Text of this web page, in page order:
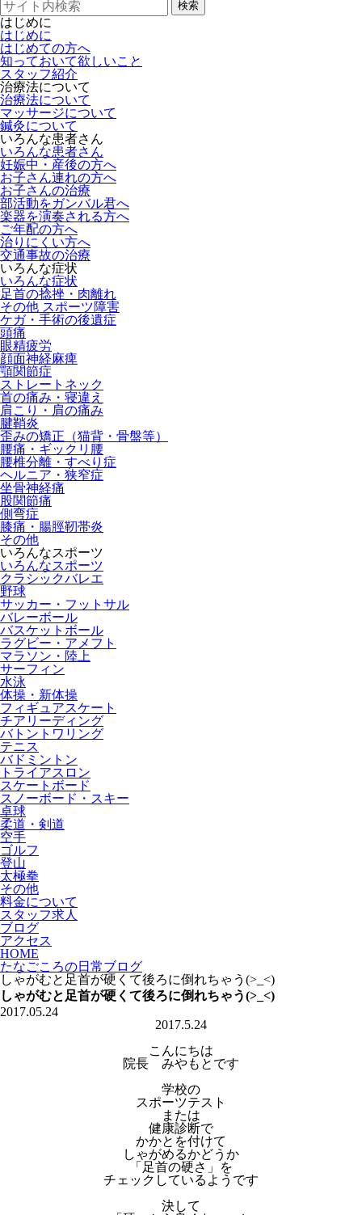
検索
はじめに
はじめに
はじめての方へ
知っておいて欲しいこと
スタッフ紹介
治療法について
治療法について
マッサージについて
鍼灸について
いろんな患者さん
いろんな患者さん
妊娠中・産後の方へ
お子さん連れの方へ
お子さんの治療
部活動をガンバル君へ
楽器を演奏される方へ
ご年配の方へ
治りにくい方へ
交通事故の治療
いろんな症状
いろんな症状
足首の捻挫・肉離れ
その他 スポーツ障害
ケガ・手術の後遺症
頭痛
眼精疲労
顔面神経麻痺
顎関節症
ストレートネック
首の痛み・寝違え
肩こり・肩の痛み
腱鞘炎
歪みの矯正（猫背・骨盤等）
腰痛・ギックリ腰
腰椎分離・すべり症
ヘルニア・狭窄症
坐骨神経痛
股関節痛
側弯症
膝痛・腸脛靭帯炎
その他
いろんなスポーツ
いろんなスポーツ
クラシックバレエ
野球
サッカー・フットサル
バレーボール
バスケットボール
ラグビー・アメフト
マラソン・陸上
サーフィン
水泳
体操・新体操
フィギュアスケート
チアリーディング
バトントワリング
テニス
バドミントン
トライアスロン
スケートボード
スノーボード・スキー
卓球
柔道・剣道
空手
ゴルフ
登山
太極拳
その他
料金について
スタッフ求人
ブログ
アクセス
HOME
たなごころの日常ブログ
しゃがむと足首が硬くて後ろに倒れちゃう(>_<)
しゃがむと足首が硬くて後ろに倒れちゃう(>_<)
2017.05.24
2017.5.24
こんにちは
院長 みやもとです
学校の
スポーツテスト
または
健康診断で
かかとを付けて
しゃがめるかどうか
「足首の硬さ」を
チェックしているようです
決して